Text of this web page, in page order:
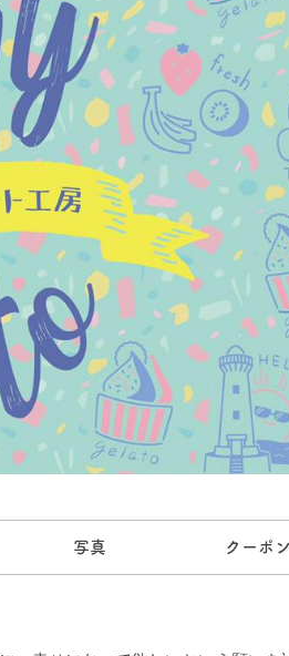
写真 クーポン